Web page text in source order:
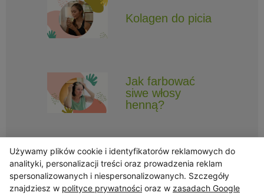
Kolagen do picia
Jak farbować
siwe włosy
henną?
Obserwuj Triny, by nie ominęły Cię najlepsze promocje i informacje
Używamy plików cookie i identyfikatorów reklamowych do
analityki, personalizacji treści oraz prowadzenia reklam
spersonalizowanych i niespersonalizowanych. Szczegóły
znajdziesz w polityce prywatności oraz w zasadach Google